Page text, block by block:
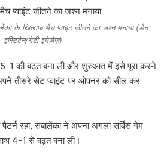
के खिलाफ मैच प्वाइंट जीतने का जश्न मनाया (डैन
इस्टिटेन/गेटी इमेजेज़)
ने 5-1 की बढ़त बना ली और शुरुआत में इसे पूरा करने
तीसरे सेट प्वाइंट पर ओपनर को सील कर
रहा, सबालेंका ने अपना अगला सर्विस गेम
4-1 से बढ़त बना ली।